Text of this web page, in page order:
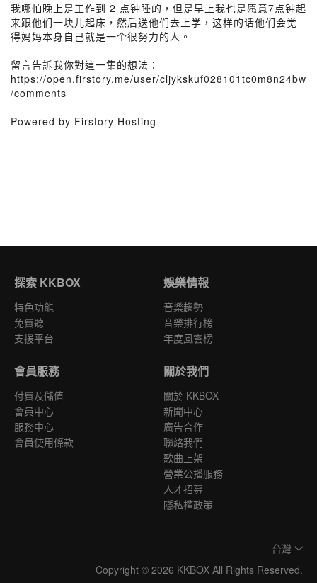
我哪怕晚上是工作到 2 点钟睡的，但是早上我也是愿意7点钟起
来跟他们一块儿起床，然后送他们去上学，这样的话他们会觉
得妈妈本身自己就是一个很努力的人。
留言告訴我你對這一集的想法：
https://open.firstory.me/user/cljykskuf028101tc0m8n24bw
/comments
Powered by Firstory Hosting
探索 KKBOX
特色功能
免費聽
支援平台
娛樂情報
音樂趨勢
音樂排行榜
年度風雲榜
會員服務
付費及儲值
會員中心
服務中心
會員使用條款
關於我們
關於 KKBOX
新聞中心
廣告合作
聯絡我們
歌曲上架
營業公播服務
人才招募
隱私權政策
台灣
Copyright © 2026 KKBOX All Rights Reserved.